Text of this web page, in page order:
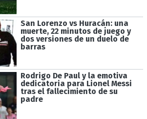
San Lorenzo vs Huracán: una
muerte, 22 minutos de juego y
dos versiones de un duelo de
barras
Rodrigo De Paul y la emotiva
dedicatoria para Lionel Messi
tras el fallecimiento de su
padre